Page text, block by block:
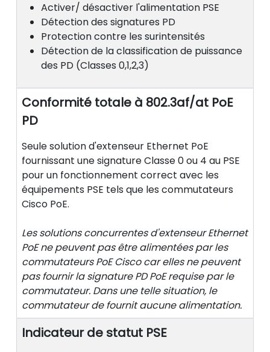
Activer/ désactiver l'alimentation PSE
Détection des signatures PD
Protection contre les surintensités
Détection de la classification de puissance
des PD (Classes 0,1,2,3)
Conformité totale à 802.3af/at PoE
PD
Seule solution d'extenseur Ethernet PoE
fournissant une signature Classe 0 ou 4 au PSE
pour un fonctionnement correct avec les
équipements PSE tels que les commutateurs
Cisco PoE.
Les solutions concurrentes d'extenseur Ethernet
PoE ne peuvent pas être alimentées par les
commutateurs PoE Cisco car elles ne peuvent
pas fournir la signature PD PoE requise par le
commutateur. Dans une telle situation, le
commutateur de fournit aucune alimentation.
Indicateur de statut PSE